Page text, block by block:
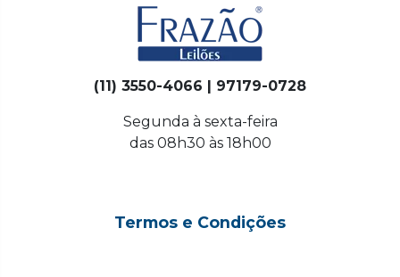
(11) 3550-4066 | 97179-0728
Segunda à sexta-feira
das 08h30 às 18h00
Termos e Condições